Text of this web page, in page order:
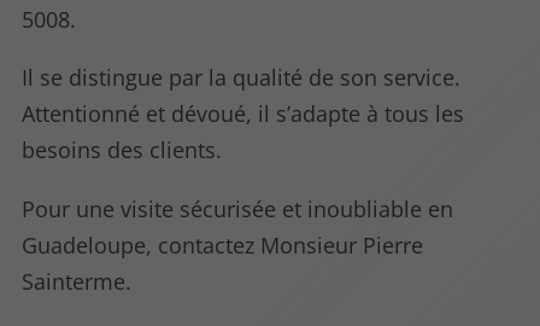
5008.
Il se distingue par la qualité de son service.
Attentionné et dévoué, il s’adapte à tous les
besoins des clients.
Pour une visite sécurisée et inoubliable en
Guadeloupe, contactez Monsieur Pierre
Sainterme.